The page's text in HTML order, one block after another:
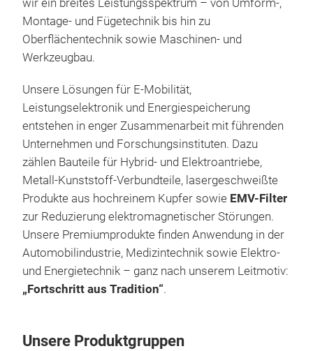
wir ein breites Leistungsspektrum – von Umform-,
Montage- und Fügetechnik bis hin zu
Oberflächentechnik sowie Maschinen- und
Werkzeugbau.
Unsere Lösungen für E-Mobilität,
Leistungselektronik und Energiespeicherung
entstehen in enger Zusammenarbeit mit führenden
Unternehmen und Forschungsinstituten. Dazu
zählen Bauteile für Hybrid- und Elektroantriebe,
Metall-Kunststoff-Verbundteile, lasergeschweißte
Produkte aus hochreinem Kupfer sowie EMV-Filter
zur Reduzierung elektromagnetischer Störungen.
Unsere Premiumprodukte finden Anwendung in der
Automobilindustrie, Medizintechnik sowie Elektro-
und Energietechnik – ganz nach unserem Leitmotiv:
„Fortschritt aus Tradition“.
Unsere Produktgruppen